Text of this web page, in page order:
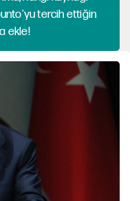
tercih ettiğin
ekle!